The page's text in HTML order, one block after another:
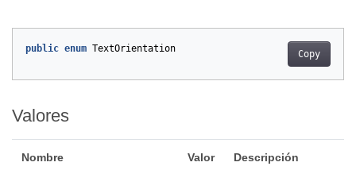
Copy
public enum TextOrientation
Valores
Nombre Valor Descripción